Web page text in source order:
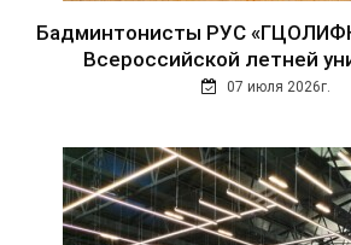
Бадминтонисты РУС
Всероссийской летней
07 июля 2026г.